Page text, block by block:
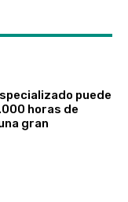
puede
horas de
gran